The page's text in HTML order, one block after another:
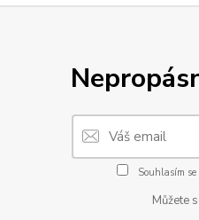
Souhlasím se
Můžete